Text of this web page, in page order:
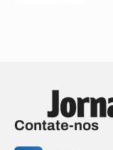
Contate-nos